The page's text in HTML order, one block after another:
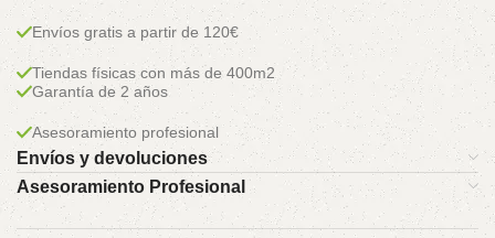
Envíos gratis a partir de 120€
Tiendas físicas con más de 400m2
Garantía de 2 años
Asesoramiento profesional
Envíos y devoluciones
Asesoramiento Profesional